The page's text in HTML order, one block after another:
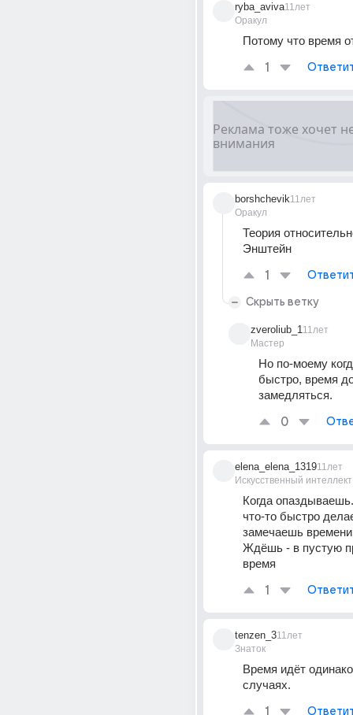
ryba_aviva
Оракул
11лет
Потому что время
1
borshchevik
Оракул
11лет
Теория
Энштейн
1
Скрыть ветку
zveroliub_1
Мастер
11лет
Но по-моему
быстро, время
замедляться.
0
elena_elena_1319
Искусственный интеллект
11лет
Когда
что-то быстро
замечаешь времени
Ждёшь - в пустую
время
1
tenzen_3
Знаток
11лет
Время идёт
случаях.
1